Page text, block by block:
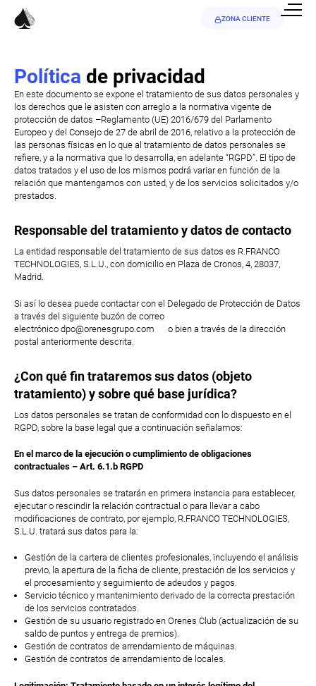
ZONA CLIENTE
Política de privacidad
En este documento se expone el tratamiento de sus datos personales y
los derechos que le asisten con arreglo a la normativa vigente de
protección de datos –Reglamento (UE) 2016/679 del Parlamento
Europeo y del Consejo de 27 de abril de 2016, relativo a la protección de
las personas físicas en lo que al tratamiento de datos personales se
refiere, y a la normativa que lo desarrolla, en adelante “RGPD”. El tipo de
datos tratados y el uso de los mismos podrá variar en función de la
relación que mantengamos con usted, y de los servicios solicitados y/o
prestados.
Responsable del tratamiento y datos de contacto
La entidad responsable del tratamiento de sus datos es R.FRANCO
TECHNOLOGIES, S.L.U., con domicilio en Plaza de Cronos, 4, 28037,
Madrid.
Si así lo desea puede contactar con el Delegado de Protección de Datos
a través del siguiente buzón de correo
electrónico dpo@orenesgrupo.com
o bien a través de la dirección
postal anteriormente descrita.
¿Con qué fin trataremos sus datos (objeto
tratamiento) y sobre qué base jurídica?
Los datos personales se tratan de conformidad con lo dispuesto en el
RGPD, sobre la base legal que a continuación señalamos:
En el marco de la ejecución o cumplimiento de obligaciones
contractuales – Art. 6.1.b RGPD
Sus datos personales se tratarán en primera instancia para establecer,
ejecutar o rescindir la relación contractual o para llevar a cabo
modificaciones de contrato, por ejemplo, R.FRANCO TECHNOLOGIES,
S.L.U. tratará sus datos para la:
Gestión de la cartera de clientes profesionales, incluyendo el análisis
previo, la apertura de la ficha de cliente, prestación de los servicios y
el procesamiento y seguimiento de adeudos y pagos.
Servicio técnico y mantenimiento derivado de la correcta prestación
de los servicios contratados.
Gestión de su usuario registrado en Orenes Club (actualización de su
saldo de puntos y entrega de premios).
Gestión de contratos de arrendamiento de máquinas.
Gestión de contratos de arrendamiento de locales.